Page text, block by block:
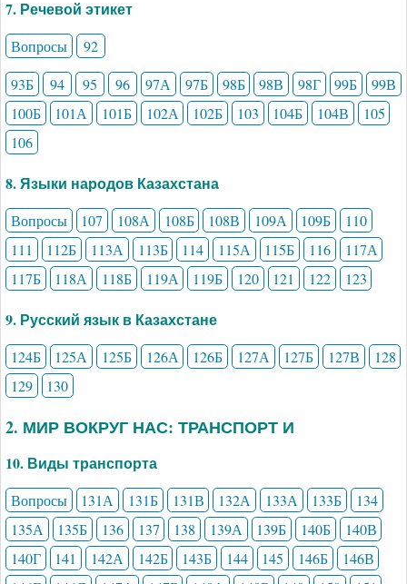
7. Речевой этикет
Вопросы
92
93Б
94 95 96 97А 97Б 98Б 98В 98Г 99Б
99В
100Б
101А 101Б 102А 102Б 103 104Б 104В
105
106
8. Языки народов Казахстана
Вопросы 107 108А 108Б 108В 109А 109Б
110
111
112Б 113А 113Б 114 115А 115Б 116
117А
117Б
118А 118Б 119А 119Б 120 121 122 123
9. Русский язык в Казахстане
124Б 125А 125Б 126А 126Б 127А 127Б 127В
128
129
130
2. МИР ВОКРУГ НАС: ТРАНСПОРТ И
10. Виды транспорта
Вопросы 131А 131Б 131В 132А 133А 133Б
134
135А
135Б 136 137 138 139А 139Б 140Б
140В
140Г
141 142А 142Б 143Б 144 145 146Б
146В